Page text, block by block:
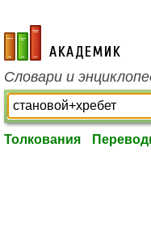
academic.ru
Словари и
Толкования